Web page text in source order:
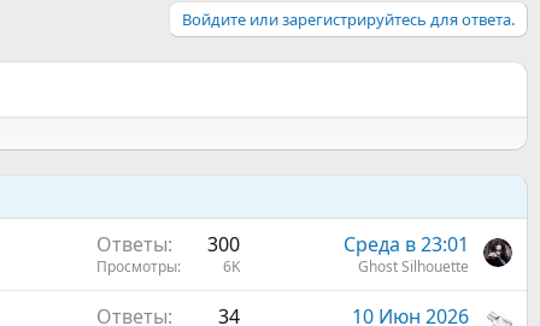
Войдите или зарегистрируйтесь для ответа.
Ответы 300
Просмотры 6K
Среда в 23:01
Ghost Silhouette
Ответы 34 10 Июн 2026